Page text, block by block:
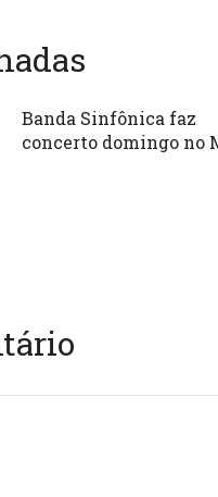
Banda Sinfônica faz
concerto domingo no